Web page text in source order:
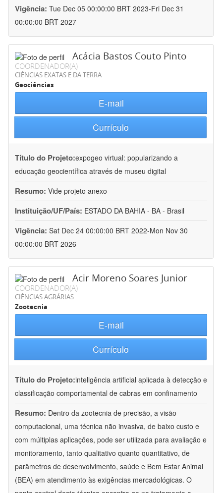
Vigência: Tue Dec 05 00:00:00 BRT 2023-Fri Dec 31
00:00:00 BRT 2027
Acácia Bastos Couto Pinto
COORDENADOR(A)
CIÊNCIAS EXATAS E DA TERRA
Geociências
E-mail
Currículo
Título do Projeto:expogeo virtual: popularizando a
educação geocientífica através de museu digital
Resumo: Vide projeto anexo
Instituição/UF/País: ESTADO DA BAHIA - BA - Brasil
Vigência: Sat Dec 24 00:00:00 BRT 2022-Mon Nov 30
00:00:00 BRT 2026
Acir Moreno Soares Junior
COORDENADOR(A)
CIÊNCIAS AGRÁRIAS
Zootecnia
E-mail
Currículo
Título do Projeto:inteligência artificial aplicada à detecção e
classificação comportamental de cabras em confinamento
Resumo: Dentro da zootecnia de precisão, a visão
computacional, uma técnica não invasiva, de baixo custo e
com múltiplas aplicações, pode ser utilizada para avaliação e
monitoramento, tanto qualitativo quanto quantitativo, de
parâmetros de desenvolvimento, saúde e Bem Estar Animal
(BEA) em atendimento às exigências mercadológicas. O